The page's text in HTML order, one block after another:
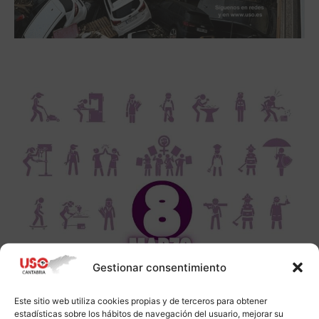
Gestionar consentimiento
Este sitio web utiliza cookies propias y de terceros para obtener
estadísticas sobre los hábitos de navegación del usuario, mejorar su